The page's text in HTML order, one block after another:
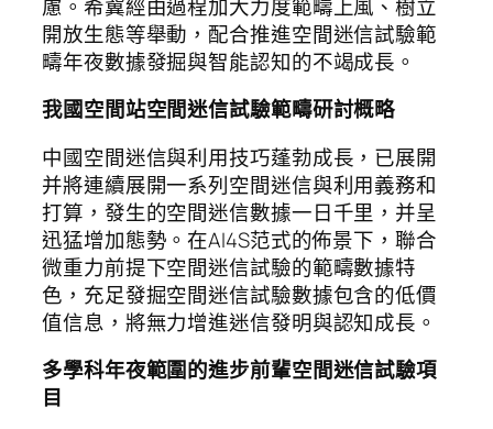
慮。希冀經由過程加大力度範疇上風、樹立
開放生態等舉動，配合推進空間迷信試驗範
疇年夜數據發掘與智能認知的不竭成長。
我國空間站空間迷信試驗範疇研討概略
中國空間迷信與利用技巧蓬勃成長，已展開
并將連續展開一系列空間迷信與利用義務和
打算，發生的空間迷信數據一日千里，并呈
迅猛增加態勢。在AI4S范式的佈景下，聯合
微重力前提下空間迷信試驗的範疇數據特
色，充足發掘空間迷信試驗數據包含的低價
值信息，將無力增進迷信發明與認知成長。
多學科年夜範圍的進步前輩空間迷信試驗項
目